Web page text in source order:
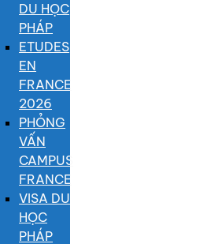
DU HỌC
PHÁP
ETUDES
EN
FRANCE
2026
PHỎNG
VẤN
CAMPUS
FRANCE
VISA DU
HỌC
PHÁP